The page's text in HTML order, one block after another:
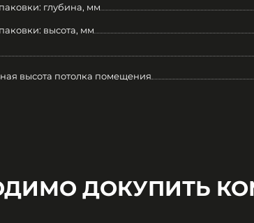
глубина, мм
высота, мм
высота потолка помещения
ДОКУПИТЬ